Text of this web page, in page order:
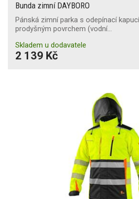
Bunda zimní DAYBORO
Pánská zimní parka s odepínací
prodyšným povrchem (vodní…
Skladem u dodavatele
2 139 Kč